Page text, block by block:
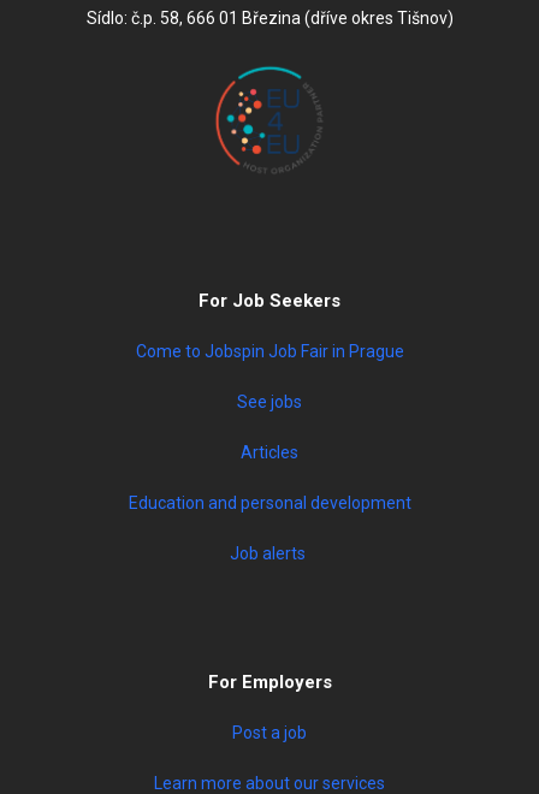
Sídlo: č.p. 58, 666 01 Březina (dříve okres Tišnov)
For Job Seekers
Come to Jobspin Job Fair in Prague
See jobs
Articles
Education and personal development
Job alerts
For Employers
Post a job
Learn more about our services